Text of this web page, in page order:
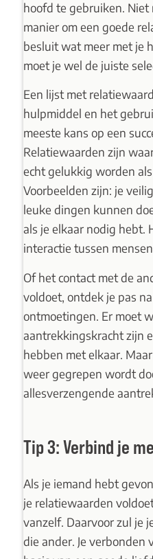
hoofd te gebruiken. Niet
manier om een goede
besluit wat meer met je
moet je wel de juiste
Een lijst met
hulpmiddel en het
meeste kans op een
Relatiewaarden zijn
echt gelukkig worden
Voorbeelden zijn: je
leuke dingen kunnen
als je elkaar nodig hebt.
interactie tussen
Of het contact met de
voldoet, ontdek je pas
ontmoetingen. Er moet
aantrekkingskracht zijn
hebben met elkaar.
weer gegrepen wordt
allesverzengende
Tip 3: Verbind je
Als je iemand hebt
je relatiewaarden
vanzelf. Daarvoor zul je
die ander. Je verbonden